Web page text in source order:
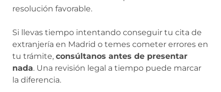
resolución favorable.
Si llevas tiempo intentando conseguir tu cita de
extranjería en Madrid o temes cometer errores en
tu trámite, consúltanos antes de presentar
nada. Una revisión legal a tiempo puede marcar
la diferencia.